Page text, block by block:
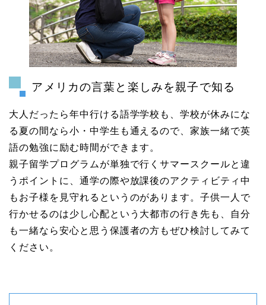
アメリカの言葉と楽しみを親子で知る
大人だったら年中行ける語学学校も、学校が休みにな
る夏の間なら小・中学生も通えるので、家族一緒で英
語の勉強に励む時間ができます。
親子留学プログラムが単独で行くサマースクールと違
うポイントに、通学の際や放課後のアクティビティ中
もお子様を見守れるというのがあります。子供一人で
行かせるのは少し心配という大都市の行き先も、自分
も一緒なら安心と思う保護者の方もぜひ検討してみて
ください。